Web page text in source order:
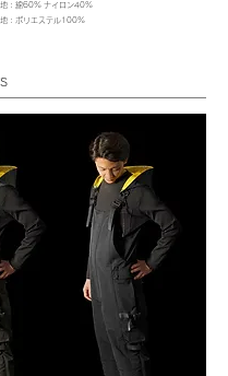
地 : 綿60% ナイロン40%
地 : ポリエステル100%